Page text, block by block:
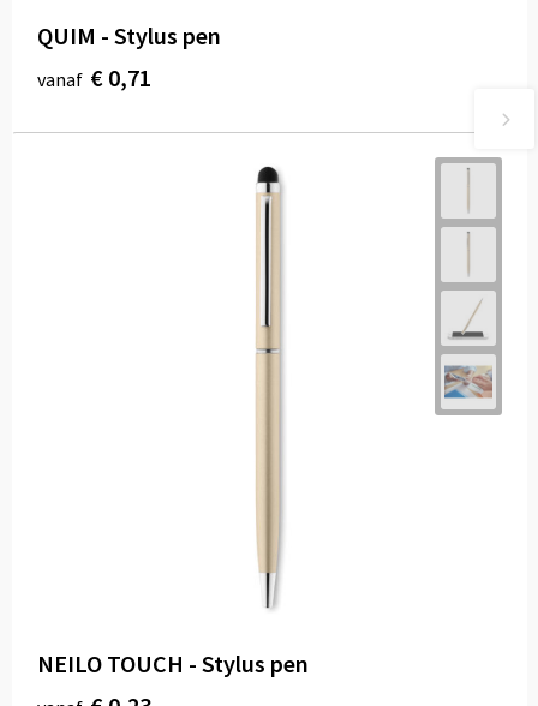
QUIM - Stylus pen
vanaf € 0,71
NEILO TOUCH - Stylus pen